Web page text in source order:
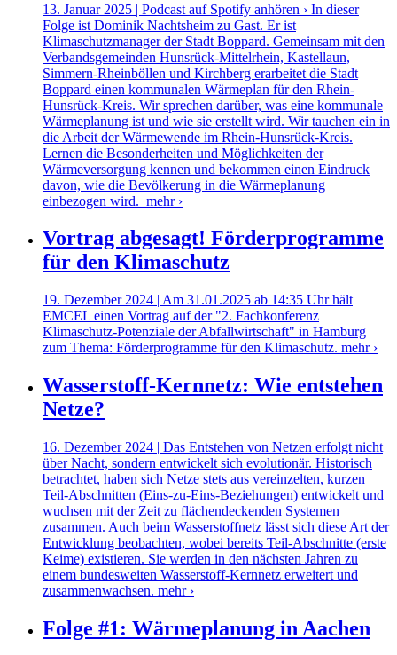
13. Januar 2025 | Podcast auf Spotify anhören › In dieser
Folge ist Dominik Nachtsheim zu Gast. Er ist
Klimaschutzmanager der Stadt Boppard. Gemeinsam mit den
Verbandsgemeinden Hunsrück-Mittelrhein, Kastellaun,
Simmern-Rheinböllen und Kirchberg erarbeitet die Stadt
Boppard einen kommunalen Wärmeplan für den Rhein-
Hunsrück-Kreis. Wir sprechen darüber, was eine kommunale
Wärmeplanung ist und wie sie erstellt wird. Wir tauchen ein in
die Arbeit der Wärmewende im Rhein-Hunsrück-Kreis.
Lernen die Besonderheiten und Möglichkeiten der
Wärmeversorgung kennen und bekommen einen Eindruck
davon, wie die Bevölkerung in die Wärmeplanung
einbezogen wird. mehr ›
Vortrag abgesagt! Förderprogramme
für den Klimaschutz
19. Dezember 2024 | Am 31.01.2025 ab 14:35 Uhr hält
EMCEL einen Vortrag auf der "2. Fachkonferenz
Klimaschutz-Potenziale der Abfallwirtschaft" in Hamburg
zum Thema: Förderprogramme für den Klimaschutz. mehr ›
Wasserstoff-Kernnetz: Wie entstehen
Netze?
16. Dezember 2024 | Das Entstehen von Netzen erfolgt nicht
über Nacht, sondern entwickelt sich evolutionär. Historisch
betrachtet, haben sich Netze stets aus vereinzelten, kurzen
Teil-Abschnitten (Eins-zu-Eins-Beziehungen) entwickelt und
wuchsen mit der Zeit zu flächendeckenden Systemen
zusammen. Auch beim Wasserstoffnetz lässt sich diese Art der
Entwicklung beobachten, wobei bereits Teil-Abschnitte (erste
Keime) existieren. Sie werden in den nächsten Jahren zu
einem bundesweiten Wasserstoff-Kernnetz erweitert und
zusammenwachsen. mehr ›
Folge #1: Wärmeplanung in Aachen